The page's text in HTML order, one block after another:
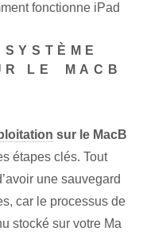
fonctionne iPad
LE ⁢MACB
sur le MacB
étapes clés. Tout
une sauvegard
car le processus de
stocké sur votre Ma